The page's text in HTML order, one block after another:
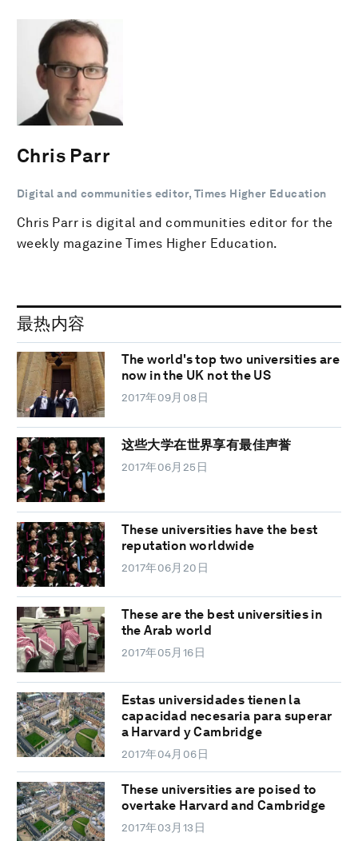
Chris Parr
Digital and communities editor, Times Higher Education
Chris Parr is digital and communities editor for the
weekly magazine Times Higher Education.
最热内容
The world's top two universities are
now in the UK not the US
2017年09月08日
这些大学在世界享有最佳声誉
2017年06月25日
These universities have the best
reputation worldwide
2017年06月20日
These are the best universities in
the Arab world
2017年05月16日
Estas universidades tienen la
capacidad necesaria para superar
a Harvard y Cambridge
2017年04月06日
These universities are poised to
overtake Harvard and Cambridge
2017年03月13日